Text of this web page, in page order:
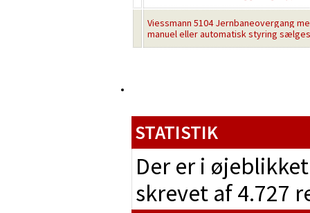
Viessmann 5104 Jernbaneovergang
manuel eller automatisk styring sælges
STATISTIK
Der er i
skrevet af 4.727